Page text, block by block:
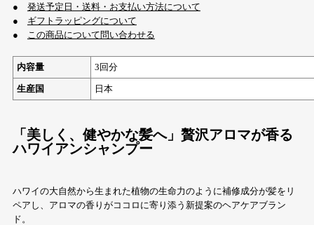
● 発送予定日・送料・お支払い方法について
● ギフトラッピングについて
●
この商品について問い合わせる
内容量 3回分
生産国 日本
「美しく、健やかな髪へ」贅沢アロマが香る
ハワイアンシャンプー
ハワイの大自然から生まれた植物の生命力のように補修成分が髪をリ
ペアし、アロマの香りがココロに寄り添う新提案のヘアケアブラン
ド。